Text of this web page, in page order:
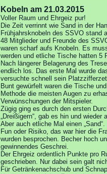
Kobeln am 21.03.2015
Voller Raum und Ehrgeiz pur!
Die Zeit verrinnt wie Sand in der
Frühjahrsknobeln des SSVO stand
48 Mitglieder und Freunde des
waren scharf aufs Knobeln. Es
werden und etliche Tische hatten 5
Nach längerer Belagerung des
endlich los. Das erste Mal wurde
versuchte schnell sein
Bunt gewürfelt waren die Tische
Methode die meisten Augen zu
Verwünschungen der Mitspieler.
Zügig ging es durch den ersten
„Dreißigern“, gab es hin und wieder
Aber auch etliche Mal einen „Sand“.
Fun oder Risiko, das war hier die
wurden besprochen. Becher hoch
gewinnendes Geschrei.
Der Ehrgeiz ordentlich Punkte pro
geschrieben. Nur dabei sein galt
Für Getränkenachschub und